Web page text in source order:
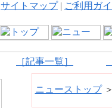
サイトマップ| ご利用ガ
［記事一覧］
ニューストップ